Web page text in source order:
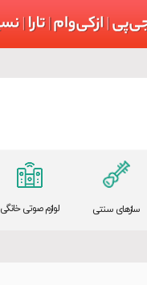
سازهای سنتی لوازم صوتی خانگی